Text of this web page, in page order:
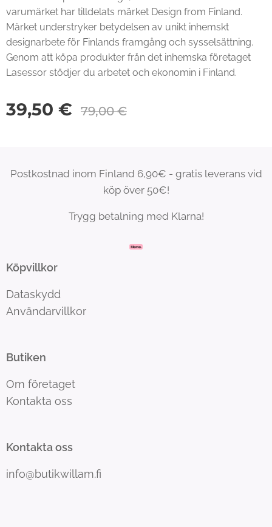
varumärket har tilldelats märket Design from Finland.
Märket understryker betydelsen av unikt inhemskt
designarbete för Finlands framgång och sysselsättning.
Genom att köpa produkter från det inhemska företaget
Lasessor stödjer du arbetet och ekonomin i Finland.
39,50 € 79,00€
Postkostnad inom Finland 6,90€ - gratis leverans vid
köp över 50€!
Trygg betalning med Klarna!
Köpvillkor
Dataskydd
Användarvillkor
Butiken
Om företaget
Kontakta oss
Kontakta oss
info@butikwillam.fi